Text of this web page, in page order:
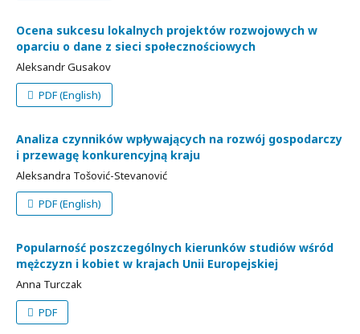
Ocena sukcesu lokalnych projektów rozwojowych w
oparciu o dane z sieci społecznościowych
Aleksandr Gusakov
PDF (English)
Analiza czynników wpływających na rozwój gospodarczy
i przewagę konkurencyjną kraju
Aleksandra Tošović-Stevanović
PDF (English)
Popularność poszczególnych kierunków studiów wśród
mężczyzn i kobiet w krajach Unii Europejskiej
Anna Turczak
PDF